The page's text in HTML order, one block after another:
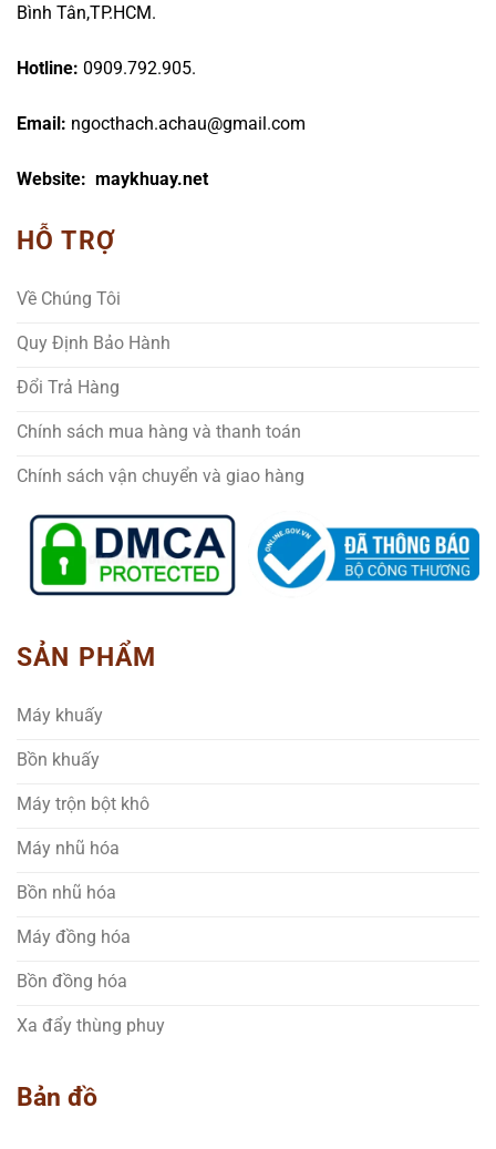
Bình Tân,TP.HCM.
Hotline: 0909.792.905.
Email: ngocthach.achau@gmail.com
Website: maykhuay.net
HỖ TRỢ
Về Chúng Tôi
Quy Định Bảo Hành
Đổi Trả Hàng
Chính sách mua hàng và thanh toán
Chính sách vận chuyển và giao hàng
SẢN PHẨM
Máy khuấy
Bồn khuấy
Máy trộn bột khô
Máy nhũ hóa
Bồn nhũ hóa
Máy đồng hóa
Bồn đồng hóa
Xa đẩy thùng phuy
Bản đồ